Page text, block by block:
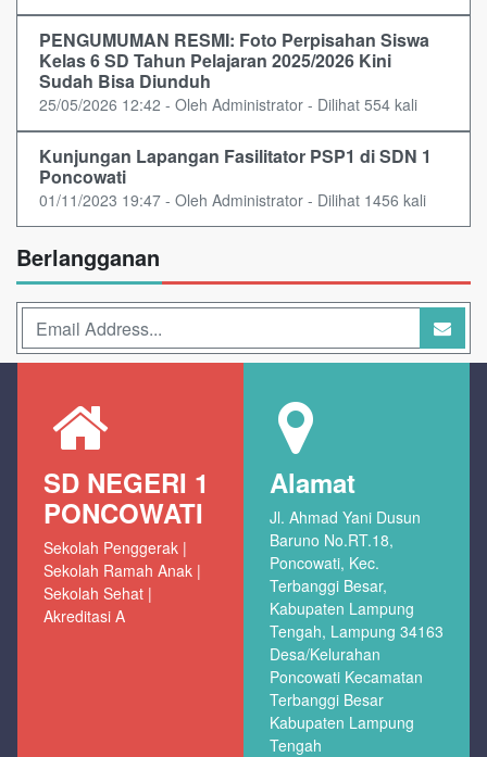
PENGUMUMAN RESMI: Foto Perpisahan Siswa
Kelas 6 SD Tahun Pelajaran 2025/2026 Kini
Sudah Bisa Diunduh
25/05/2026 12:42 - Oleh Administrator - Dilihat 554 kali
Kunjungan Lapangan Fasilitator PSP1 di SDN 1
Poncowati
01/11/2023 19:47 - Oleh Administrator - Dilihat 1456 kali
Berlangganan
SD NEGERI 1
PONCOWATI
Sekolah Penggerak |
Sekolah Ramah Anak |
Sekolah Sehat |
Akreditasi A
Alamat
Jl. Ahmad Yani Dusun
Baruno No.RT.18,
Poncowati, Kec.
Terbanggi Besar,
Kabupaten Lampung
Tengah, Lampung 34163
Desa/Kelurahan
Poncowati Kecamatan
Terbanggi Besar
Kabupaten Lampung
Tengah